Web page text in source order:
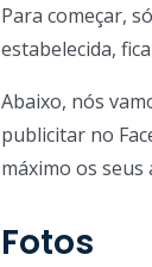
Para começar,
estabelecida,
Abaixo, nós
publicitar no
máximo os seus
Fotos